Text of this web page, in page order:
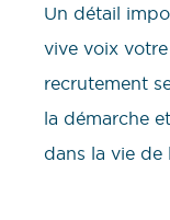
Un détail
vive voix
recrutement
la démarche
dans la vie de